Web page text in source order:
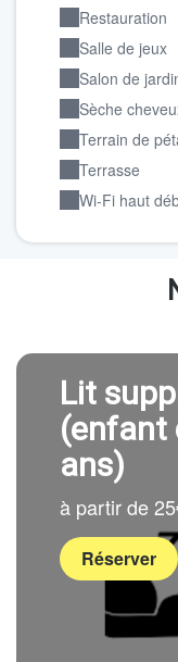
Restauration
Salle de jeux
Salon de
Sèche
Terrain de
Terrasse
Wi-Fi haut
Lit
(enfant
ans)
à partir de
Réserver